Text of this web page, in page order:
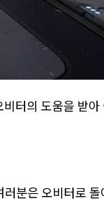
터의 도움을 받아
분은 오비터로 돌